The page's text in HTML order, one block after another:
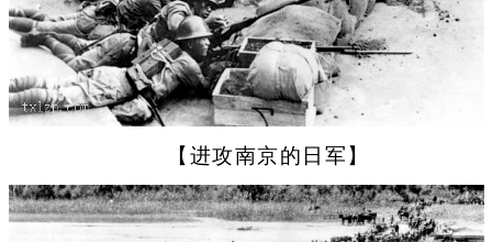
【进攻南京的日军】